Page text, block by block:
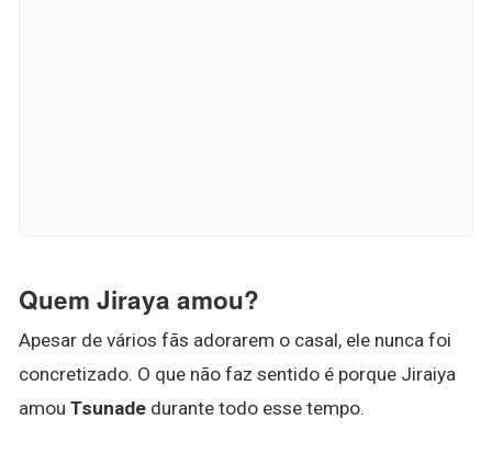
Quem Jiraya amou?
Apesar de vários fãs adorarem o casal, ele nunca foi
concretizado. O que não faz sentido é porque Jiraiya
amou Tsunade durante todo esse tempo.